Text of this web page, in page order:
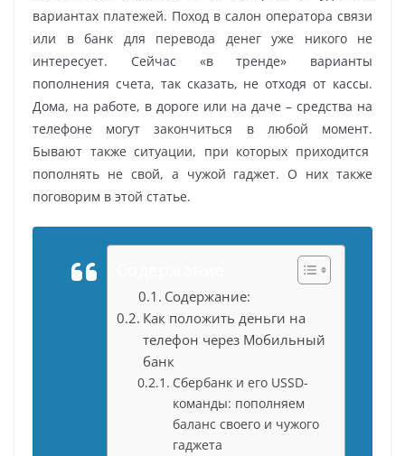
вариантах платежей. Поход в салон оператора связи
или в банк для перевода денег уже никого не
интересует. Сейчас «в тренде» варианты
пополнения счета, так сказать, не отходя от кассы.
Дома, на работе, в дороге или на даче – средства на
телефоне могут закончиться в любой момент.
Бывают также ситуации, при которых приходится
пополнять не свой, а чужой гаджет. О них также
поговорим в этой статье.
Содержание:
Как положить деньги на
телефон через Мобильный
банк
Сбербанк и его USSD-
команды: пополняем
баланс своего и чужого
гаджета